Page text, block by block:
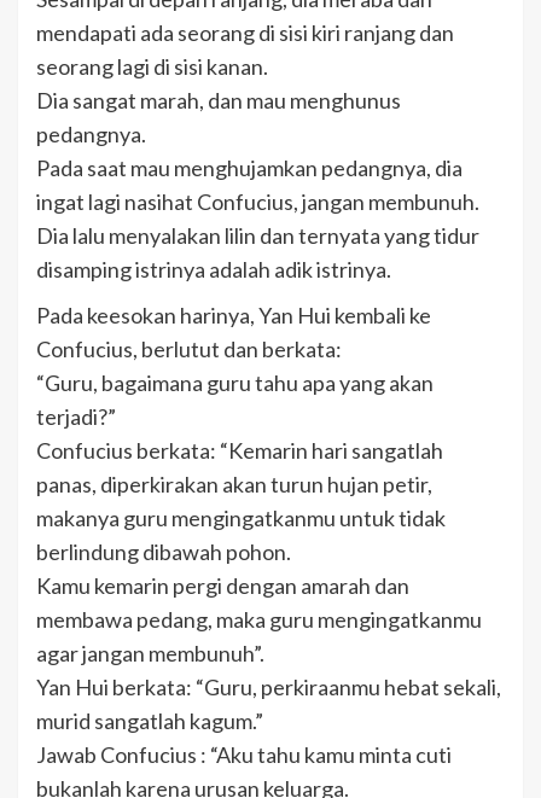
mendapati ada seorang di sisi kiri ranjang dan
seorang lagi di sisi kanan.
Dia sangat marah, dan mau menghunus
pedangnya.
Pada saat mau menghujamkan pedangnya, dia
ingat lagi nasihat Confucius, jangan membunuh.
Dia lalu menyalakan lilin dan ternyata yang tidur
disamping istrinya adalah adik istrinya.
Pada keesokan harinya, Yan Hui kembali ke
Confucius, berlutut dan berkata:
“Guru, bagaimana guru tahu apa yang akan
terjadi?”
Confucius berkata: “Kemarin hari sangatlah
panas, diperkirakan akan turun hujan petir,
makanya guru mengingatkanmu untuk tidak
berlindung dibawah pohon.
Kamu kemarin pergi dengan amarah dan
membawa pedang, maka guru mengingatkanmu
agar jangan membunuh”.
Yan Hui berkata: “Guru, perkiraanmu hebat sekali,
murid sangatlah kagum.”
Jawab Confucius : “Aku tahu kamu minta cuti
bukanlah karena urusan keluarga.